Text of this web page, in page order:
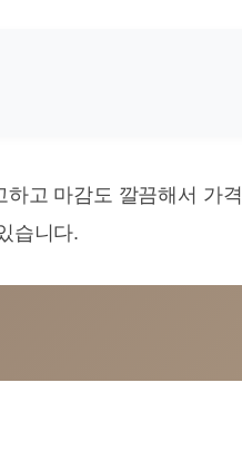
고 마감도 깔끔해서 가격
습니다.